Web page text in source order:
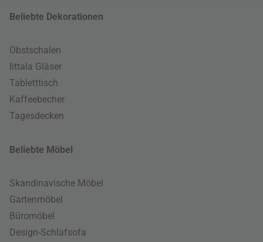
Beliebte Dekorationen
Obstschalen
Iittala Gläser
Tabletttisch
Kaffeebecher
Tagesdecken
Beliebte Möbel
Skandinavische Möbel
Gartenmöbel
Büromöbel
Design-Schlafsofa